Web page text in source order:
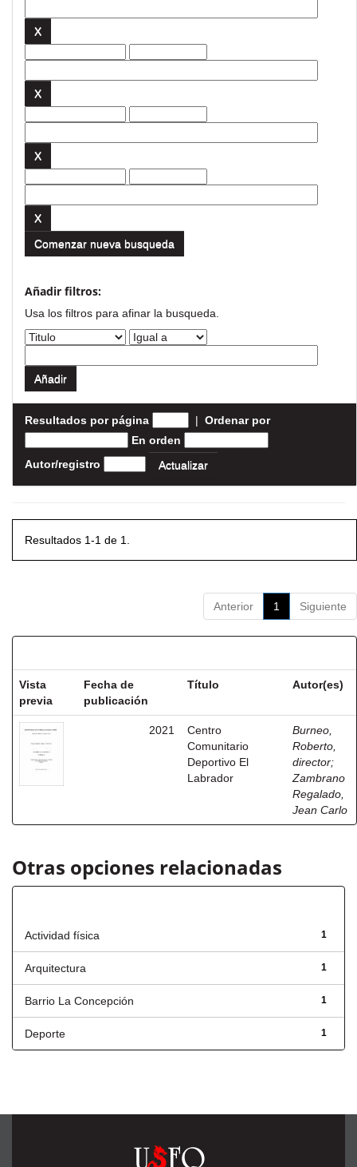
Comenzar nueva busqueda
Añadir filtros:
Usa los filtros para afinar la busqueda.
Resultados por página | Ordenar por
En orden
Autor/registro
Resultados 1-1 de 1.
Anterior 1 Siguiente
Vista
previa
Fecha de
publicación
Título Autor(es)
2021
Centro
Comunitario
Deportivo El
Labrador
Burneo,
Roberto,
director;
Zambrano
Regalado,
Jean Carlo
Otras opciones relacionadas
1
Actividad física
1
Arquitectura
1
Barrio La Concepción
1
Deporte